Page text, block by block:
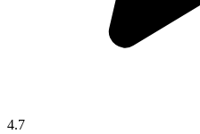
4.7